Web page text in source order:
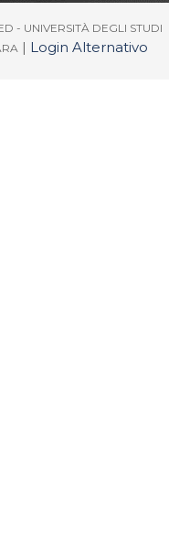
- UNIVERSITÀ DEGLI STUDI
| Login Alternativo